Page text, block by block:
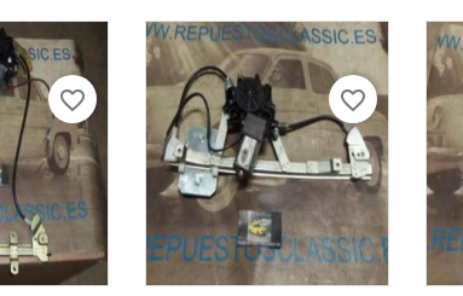
favorite_border favorite_border